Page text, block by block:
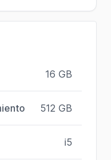
16 GB
512 GB
i5